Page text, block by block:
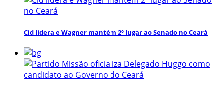
Cid lidera e Wagner mantém 2º lugar ao Senado no Ceará